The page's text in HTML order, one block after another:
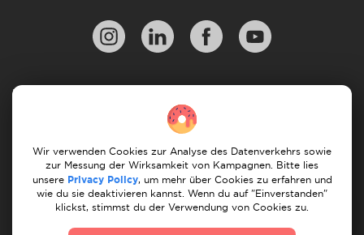
Datenschutzbestimmungen
10 Regeln für einen erfolgreichen Umzug
Zahlungsrichtlinien Bedingungen & Konditionen
Stornierung & Rückerstattung
Wir verwenden Cookies zur Analyse des Datenverkehrs sowie
zur Messung der Wirksamkeit von Kampagnen. Bitte lies
unsere Privacy Policy, um mehr über Cookies zu erfahren und
wie du sie deaktivieren kannst. Wenn du auf "Einverstanden"
klickst, stimmst du der Verwendung von Cookies zu.